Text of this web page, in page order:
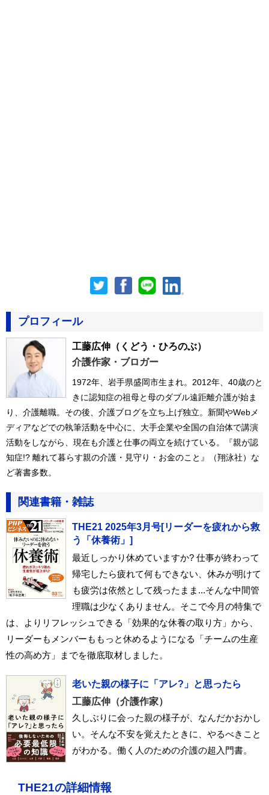
プロフィール
工藤広伸 （くどう・ひろのぶ）
介護作家・ブロガー
1972年、岩手県盛岡市生まれ。2012年、40歳のと
きに認知症の祖母と母のダブル遠距離介護が始ま
り、介護離職。その後、介護ブログを立ち上げ独立。新聞やWebメ
ディアなどでの執筆活動を中心に、大手企業や全国の自治体で講演
活動をしながら、現在も介護と仕事の両立を続けている。『親が認
知症!? 離れて暮らす親の介護・見守り・お金のこと』（翔泳社）な
ど著書多数。
関連書籍・雑誌
THE21 2025年3月号[リーダーを疲れから救
う「休養術」]
最近しっかり休めていますか? 仕事が終わって
帰宅したら疲れて何もできない、休みが明けて
も疲労は依然として残ったまま...そんな中間管
理職は少なくありません。そこで今月の特集で
は、よりリフレッシュできる「効果的な休養の取り方」から、
リーダーもメンバーももっと休めるようになる「チームの生産
性の高め方」までを徹底取材しました。
老いた親の様子に「アレ?」と思ったら
工藤広伸（介護作家）
久しぶりに会った親の様子が、なんだかおかし
い。そんな不安を覚えたときに、やるべきこと
がわかる。働く人のための介護の超入門書。
THE21の詳細情報